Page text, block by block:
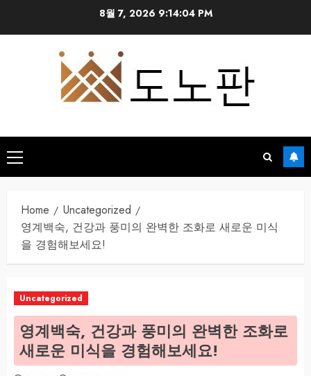
8월 7, 2026 9:14:05 PM
Primary
Menu
Home
Uncategorized
영계백숙, 건강과 풍미의 완벽한 조화로 새로운 미식
을 경험해보세요!
Uncategorized
영계백숙, 건강과 풍미의 완벽한 조화로
새로운 미식을 경험해보세요!